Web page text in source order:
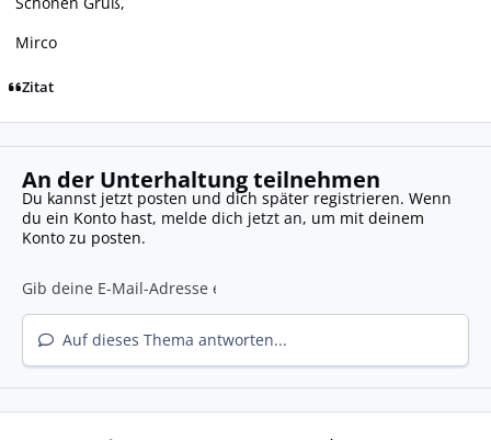
Mirco
Zitat
An der Unterhaltung teilnehmen
Du kannst jetzt posten und dich später registrieren. Wenn
du ein Konto hast, melde dich jetzt an, um mit deinem
Konto zu posten.
Auf dieses Thema antworten...